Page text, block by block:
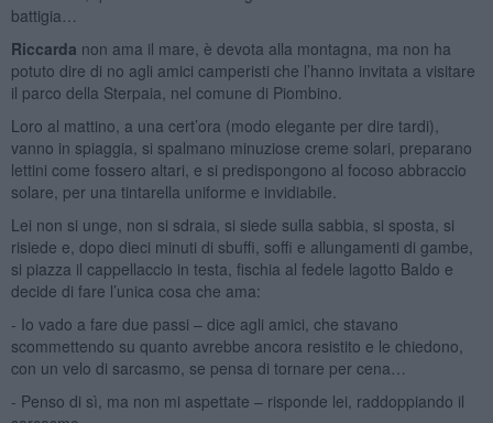
battigia…
Riccarda non ama il mare, è devota alla montagna, ma non ha
potuto dire di no agli amici camperisti che l’hanno invitata a visitare
il parco della Sterpaia, nel comune di Piombino.
Loro al mattino, a una cert’ora (modo elegante per dire tardi),
vanno in spiaggia, si spalmano minuziose creme solari, preparano
lettini come fossero altari, e si predispongono al focoso abbraccio
solare, per una tintarella uniforme e invidiabile.
Lei non si unge, non si sdraia, si siede sulla sabbia, si sposta, si
risiede e, dopo dieci minuti di sbuffi, soffi e allungamenti di gambe,
si piazza il cappellaccio in testa, fischia al fedele lagotto Baldo e
decide di fare l’unica cosa che ama:
- Io vado a fare due passi – dice agli amici, che stavano
scommettendo su quanto avrebbe ancora resistito e le chiedono,
con un velo di sarcasmo, se pensa di tornare per cena…
- Penso di sì, ma non mi aspettate – risponde lei, raddoppiando il